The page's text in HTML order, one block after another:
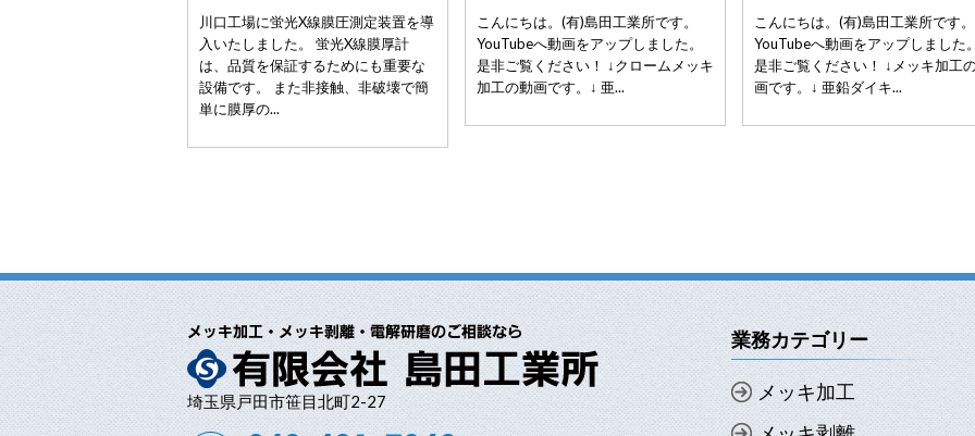
川口工場に蛍光X線膜圧測定装置を導
入いたしました。 蛍光X線膜厚計
は、品質を保証するためにも重要な
設備です。 また非接触、非破壊で簡
単に膜厚の...
こんにちは。(有)島田工業所です。
YouTubeへ動画をアップしました。
是非ご覧ください！ ↓クロームメッキ
加工の動画です。↓ 亜...
こんにちは。(有)島田工業所です。
YouTubeへ動画をアップしました
是非ご覧ください！ ↓メッキ加工
画です。↓ 亜鉛ダイキ...
埼玉県戸田市笹目北町2-27
業務カテゴリー
メッキ加工